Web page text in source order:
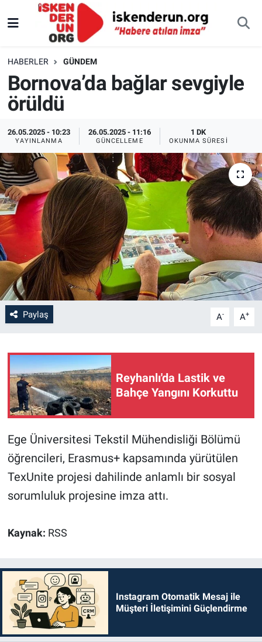
HABERLER GÜNDEM
Bornova’da bağlar sevgiyle
örüldü
26.05.2025 - 10:23
YAYINLANMA
26.05.2025 - 11:16
GÜNCELLEME
1 DK
OKUNMA SÜRESI
Paylaş A- A+
Reyhanlı'da Lastik ve
Bahçe Yangını Korkuttu
Ege Üniversitesi Tekstil Mühendisliği Bölümü
öğrencileri, Erasmus+ kapsamında yürütülen
TexUnite projesi dahilinde anlamlı bir sosyal
sorumluluk projesine imza attı.
Kaynak: RSS
Instagram Otomatik Mesaj ile
Müşteri İletişimini Güçlendirme